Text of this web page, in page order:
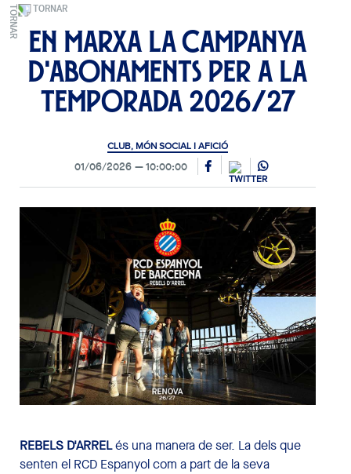
TORNAR
En marxa la campanya
d'abonaments per a la
temporada 2026/27
CLUB, MÓN SOCIAL I AFICIÓ
01/06/2026 10:00:00
REBELS D'ARRELés una manera de ser. La dels que
senten el RCD Espanyol com a part de la seva